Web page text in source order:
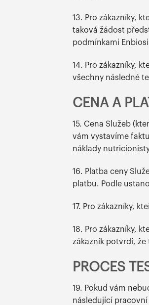
13. Pro zákazníky,
taková žádost
podmínkami
14. Pro zákazníky,
všechny následné
CENA A
15. Cena Služeb
vám vystavíme
náklady
16. Platba ceny
platbu. Podle
17. Pro zákazníky,
18. Pro zákazníky,
zákazník potvrdí, že
PROCES
19. Pokud vám
následující